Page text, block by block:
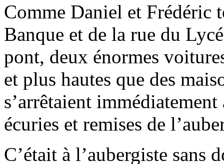
Comme Daniel et Frédéric
Banque et de la rue du
pont, deux énormes
et plus hautes que des
s’arrêtaient
écuries et remises de
C’était à l’aubergiste sans